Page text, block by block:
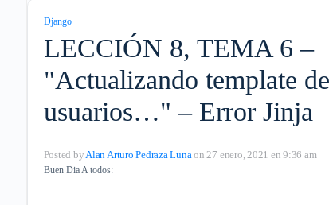
Django
LECCIÓN 8, TEMA 6 –
"Actualizando template
usuarios…" – Error Jinja
Posted by Alan Arturo Pedraza Luna on 27 enero, 2021 en 9:36 am
Buen Dia A todos: